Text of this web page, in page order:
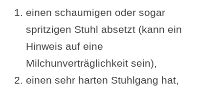
einen schaumigen oder sogar
spritzigen Stuhl absetzt (kann ein
Hinweis auf eine
Milchunverträglichkeit sein),
einen sehr harten Stuhlgang hat,